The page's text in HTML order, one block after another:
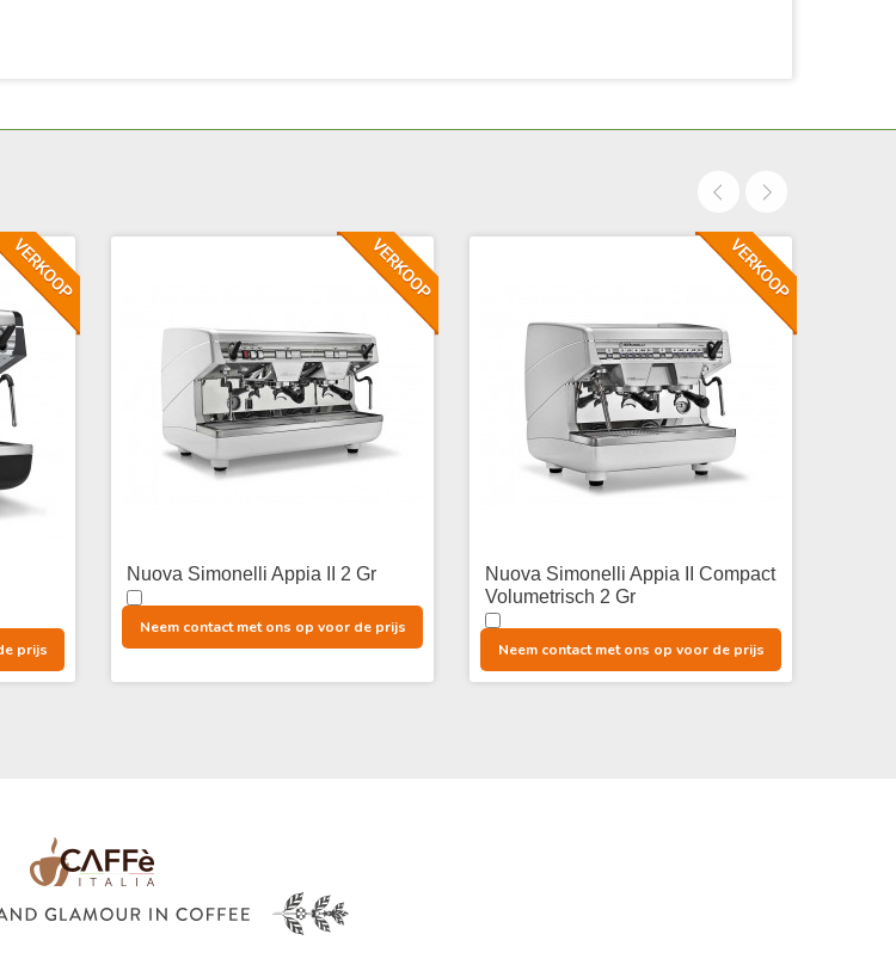
prijs
Nuova Simonelli Appia II 2 Gr
Neem contact met ons op voor de prijs
Nuova Simonelli Appia II Compact
Volumetrisch 2 Gr
Neem contact met ons op voor de prijs